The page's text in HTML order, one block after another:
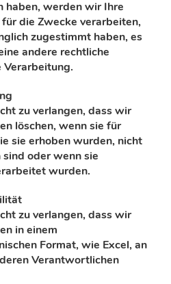
haben,werden wir Ihre
die Zwecke verarbeiten,
zugestimmt haben, es
andere rechtliche
zu verlangen, dass wir
löschen, wenn sie für
sie erhoben wurden, nicht
oder wenn sie
wurden.
zu verlangen, dass wir
in einem
Format, wie Excel, an
Verantwortlichen